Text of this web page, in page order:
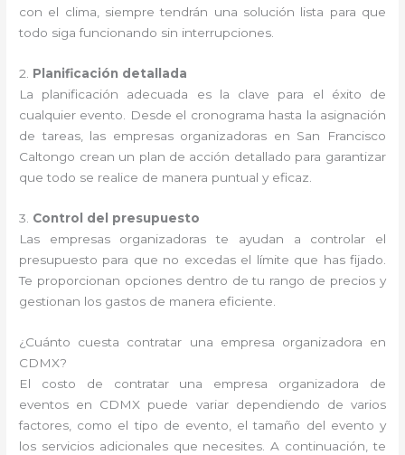
con el clima, siempre tendrán una solución lista para que
todo siga funcionando sin interrupciones.
2. Planificación detallada
La planificación adecuada es la clave para el éxito de
cualquier evento. Desde el cronograma hasta la asignación
de tareas, las empresas organizadoras en San Francisco
Caltongo crean un plan de acción detallado para garantizar
que todo se realice de manera puntual y eficaz.
3. Control del presupuesto
Las empresas organizadoras te ayudan a controlar el
presupuesto para que no excedas el límite que has fijado.
Te proporcionan opciones dentro de tu rango de precios y
gestionan los gastos de manera eficiente.
¿Cuánto cuesta contratar una empresa organizadora en
CDMX?
El costo de contratar una empresa organizadora de
eventos en CDMX puede variar dependiendo de varios
factores, como el tipo de evento, el tamaño del evento y
los servicios adicionales que necesites. A continuación, te